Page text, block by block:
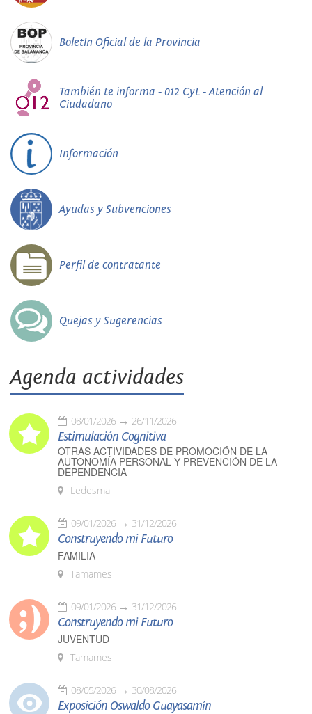
Boletín Oficial de la Provincia
También te informa - 012 CyL - Atención al
Ciudadano
Información
Ayudas y Subvenciones
Perfil de contratante
Quejas y Sugerencias
Agenda actividades
08/01/2026 26/11/2026
Estimulación Cognitiva
OTRAS ACTIVIDADES DE PROMOCIÓN DE LA
AUTONOMÍA PERSONAL Y PREVENCIÓN DE LA
DEPENDENCIA
Ledesma
09/01/2026 31/12/2026
Construyendo mi Futuro
FAMILIA
Tamames
09/01/2026 31/12/2026
Construyendo mi Futuro
JUVENTUD
Tamames
08/05/2026 30/08/2026
Exposición Oswaldo Guayasamín